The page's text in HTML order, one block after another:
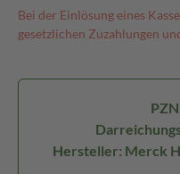
Bei der Einlösung eines
gesetzlichen Zuzahlungen
Hersteller: Merck